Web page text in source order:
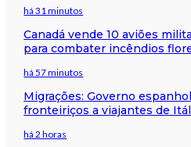
há 31 minutos
Canadá vende 10 aviões
para combater incêndios
há 57 minutos
Migrações: Governo
fronteiriços a viajantes de
há 2 horas